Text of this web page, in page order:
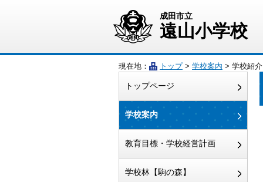
成田市立
遠山小学校
現在地： トップ> 学校案内 > 学校紹介
トップページ
学校案内
教育目標・学校経営計画
学校林【駒の森】